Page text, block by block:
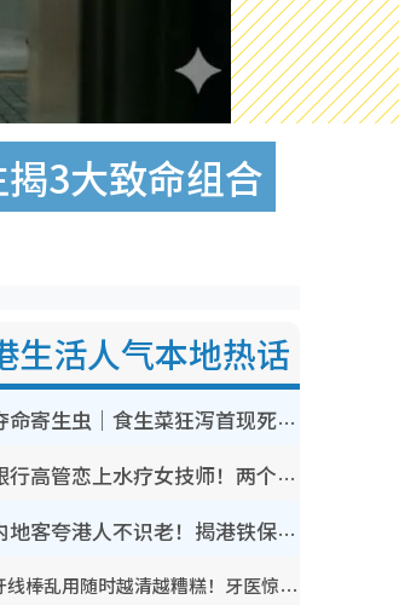
3大致命组合
生活人气本地热话
夺命寄生虫｜食生菜狂泻首现死者！疫潮恶化录1.8万宗病例 揭洗菜3大谬误
银行高管恋上水疗女技师！两个月借128万惊觉“沉船”沉落火海 揭背后疑似邪教操控卖淫
内地客夸港人不识老！揭港铁保鲜级冷气 港人求放过：别投诉
牙线棒乱用随时越清越糟糕！牙医惊揭盲目过户细菌恐致蛀牙：这种才是日常真保养